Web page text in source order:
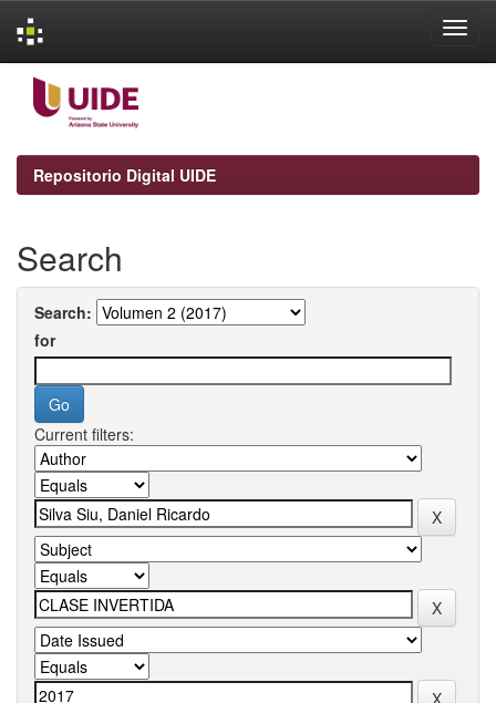
navigation
Repositorio Digital UIDE
Search
Search:
for
Current filters: